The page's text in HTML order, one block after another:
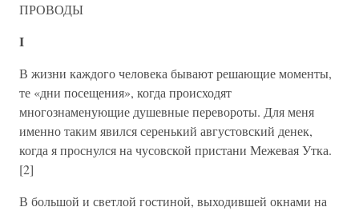
ПРОВОДЫ
I
В жизни каждого человека бывают решающие моменты,
те «дни посещения», когда происходят
многознаменующие душевные перевороты. Для меня
именно таким явился серенький августовский денек,
когда я проснулся на чусовской пристани Межевая Утка.
[2]
В большой и светлой гостиной, выходившей окнами на